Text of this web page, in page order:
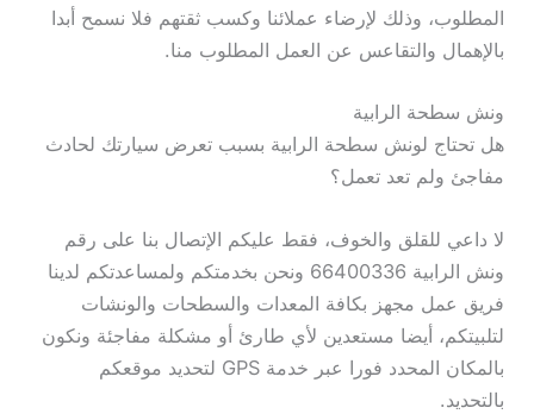
المطلوب، وذلك لإرضاء عملائنا وكسب ثقتهم فلا نسمح أبدا
بالإهمال والتقاعس عن العمل المطلوب منا.
ونش سطحة الرابية
هل تحتاج لونش سطحة الرابية بسبب تعرض سيارتك لحادث
مفاجئ ولم تعد تعمل؟
لا داعي للقلق والخوف، فقط عليكم الإتصال بنا على رقم
ونش الرابية 66400336 ونحن بخدمتكم ولمساعدتكم لدينا
فريق عمل مجهز بكافة المعدات والسطحات والونشات
لتلبيتكم، أيضا مستعدين لأي طارئ أو مشكلة مفاجئة ونكون
بالمكان المحدد فورا عبر خدمة GPS لتحديد موقعكم
بالتحديد.